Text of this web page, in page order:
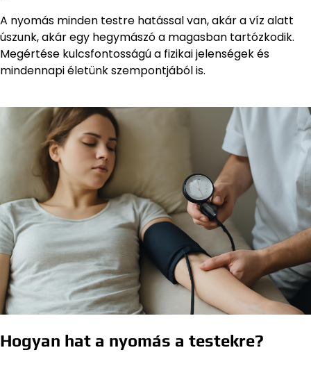
A nyomás minden testre hatással van, akár a víz alatt
úszunk, akár egy hegymászó a magasban tartózkodik.
Megértése kulcsfontosságú a fizikai jelenségek és
mindennapi életünk szempontjából is.
Hogyan hat a nyomás a testekre?